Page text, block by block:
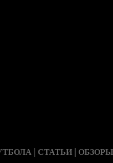
| СТАТЬИ | ОБЗОРЫ